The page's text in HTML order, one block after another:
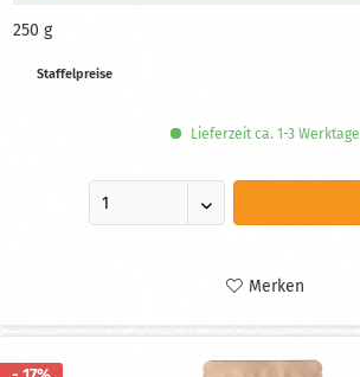
250 g
Staffelpreise
Lieferzeit ca. 1-3 Werktage
Merken